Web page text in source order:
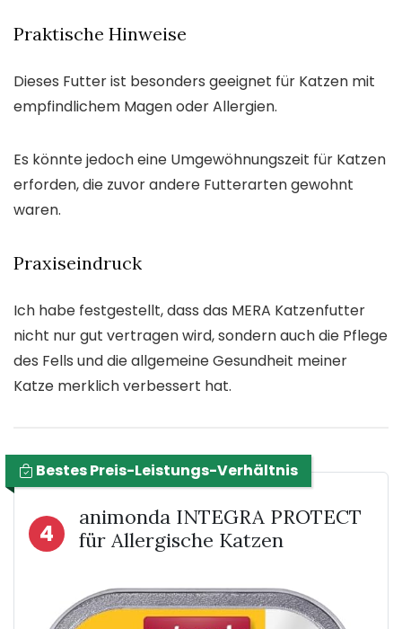
Praktische Hinweise
Dieses Futter ist besonders geeignet für Katzen mit
empfindlichem Magen oder Allergien.
Es könnte jedoch eine Umgewöhnungszeit für Katzen
erforden, die zuvor andere Futterarten gewohnt
waren.
Praxiseindruck
Ich habe festgestellt, dass das MERA Katzenfutter
nicht nur gut vertragen wird, sondern auch die Pflege
des Fells und die allgemeine Gesundheit meiner
Katze merklich verbessert hat.
Bestes Preis-Leistungs-Verhältnis
4
animonda INTEGRA PROTECT
für Allergische Katzen